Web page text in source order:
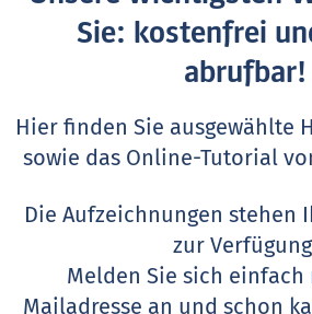
Sie: kostenfrei
abrufbar!
Hier finden Sie ausgewählte
sowie das Online-Tutorial
Die Aufzeichnungen stehen
zur
Melden Sie sich einfach
Mailadresse an und schon